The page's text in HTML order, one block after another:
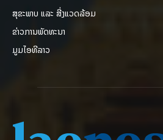
ສຸຂະພາບ ແລະ ສີ່ງແວດລ້ອມ
ຂ່າວການພັດທະນາ
ມູມໄອທີລາວ